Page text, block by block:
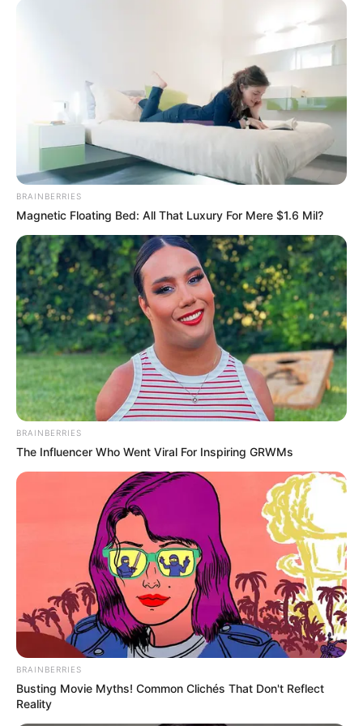
BRAINBERRIES
Magnetic Floating Bed: All That Luxury For Mere $1.6 Mil?
BRAINBERRIES
The Influencer Who Went Viral For Inspiring GRWMs
BRAINBERRIES
Busting Movie Myths! Common Clichés That Don't Reflect
Reality